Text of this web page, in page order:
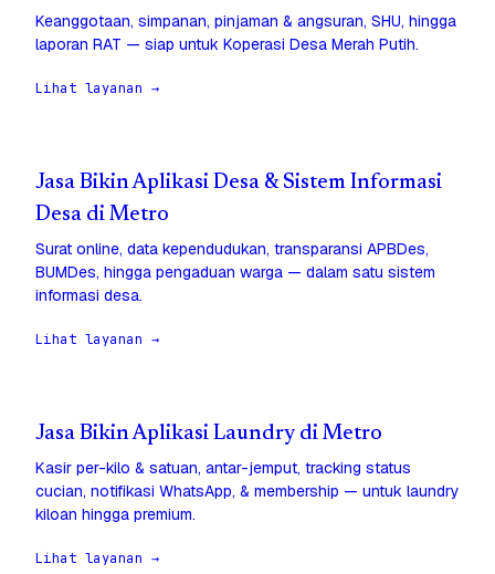
Keanggotaan, simpanan, pinjaman & angsuran, SHU, hingga
laporan RAT — siap untuk Koperasi Desa Merah Putih.
Lihat layanan →
Jasa Bikin Aplikasi Desa & Sistem Informasi
Desa di Metro
Surat online, data kependudukan, transparansi APBDes,
BUMDes, hingga pengaduan warga — dalam satu sistem
informasi desa.
Lihat layanan →
Jasa Bikin Aplikasi Laundry di Metro
Kasir per-kilo & satuan, antar-jemput, tracking status
cucian, notifikasi WhatsApp, & membership — untuk laundry
kiloan hingga premium.
Lihat layanan →